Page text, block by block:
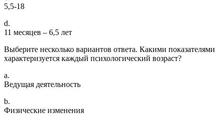
5,5-18
d.
11 месяцев – 6,5 лет
Выберите несколько вариантов ответа. Какими показателями
характеризуется каждый психологический возраст?
a.
Ведущая деятельность
b.
Физические изменения